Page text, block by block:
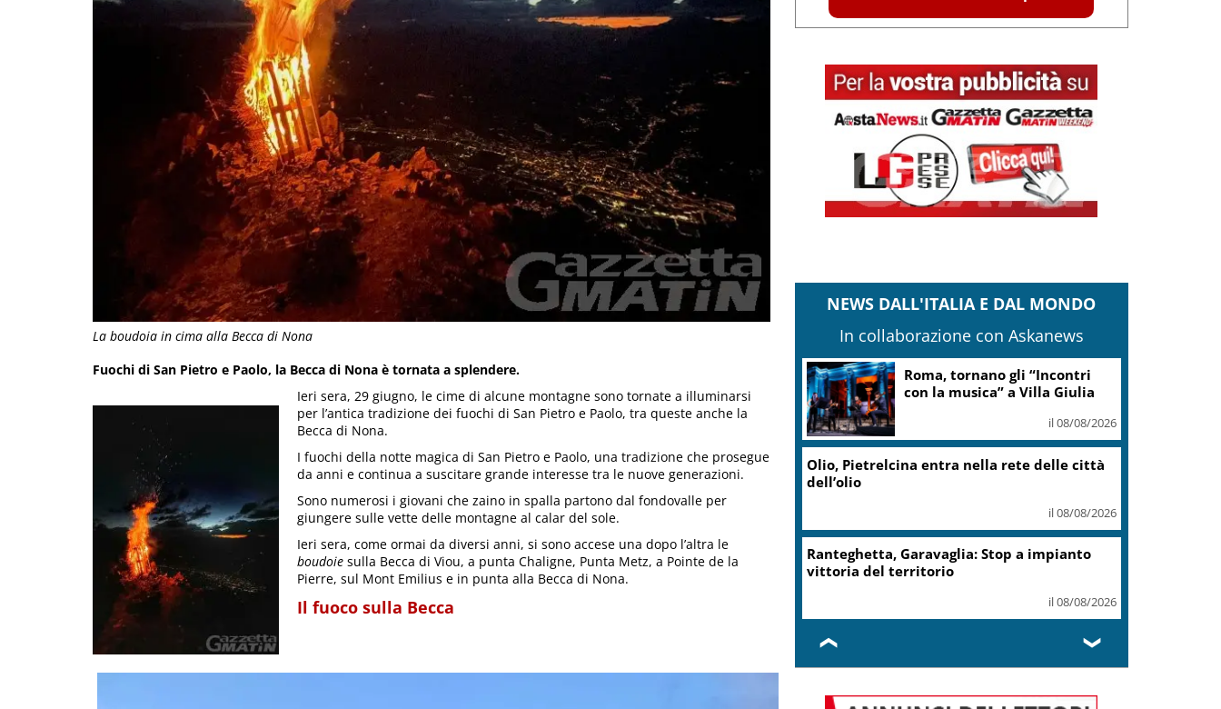
La boudoia in cima alla Becca di Nona
Fuochi di San Pietro e Paolo, la Becca di Nona è tornata a splendere.
Ieri sera, 29 giugno, le cime di alcune montagne sono tornate a illuminarsi
per l’antica tradizione dei fuochi di San Pietro e Paolo, tra queste anche la
Becca di Nona.
I fuochi della notte magica di San Pietro e Paolo, una tradizione che prosegue
da anni e continua a suscitare grande interesse tra le nuove generazioni.
Sono numerosi i giovani che zaino in spalla partono dal fondovalle per
giungere sulle vette delle montagne al calar del sole.
Ieri sera, come ormai da diversi anni, si sono accese una dopo l’altra le
boudoie sulla Becca di Viou, a punta Chaligne, Punta Metz, a Pointe de la
Pierre, sul Mont Emilius e in punta alla Becca di Nona.
Il fuoco sulla Becca
NEWS DALL'ITALIA E DAL MONDO
In collaborazione con Askanews
Roma, tornano gli “Incontri
con la musica” a Villa Giulia
il 08/08/2026
Olio, Pietrelcina entra nella rete delle città
dell’olio
il 08/08/2026
Ranteghetta, Garavaglia: Stop a impianto
vittoria del territorio
il 08/08/2026
❮ ❯